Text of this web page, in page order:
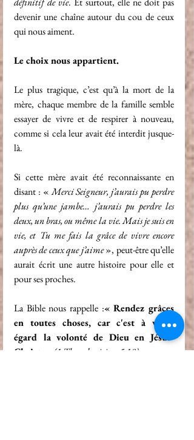
devenir une chaîne autour du cou de ceux
qui nous aiment.
Le choix nous appartient.
Le plus tragique, c’est qu’à la mort de la
mère, chaque membre de la famille semble
essayer de vivre et de respirer à nouveau,
comme si cela leur avait été interdit jusque-
là.
Si cette mère avait été reconnaissante en
disant : « Merci Seigneur, j’aurais pu perdre
plus qu’une jambe… j’aurais pu perdre les
deux, un bras, ou même la vie. Mais je suis en
vie, et Tu me fais la grâce de vivre encore
auprès de ceux que j’aime », peut-être qu’elle
aurait écrit une autre histoire pour elle et
pour ses proches.
La Bible nous rappelle :« Rendez grâces
en toutes choses, car c'est à votre
égard la volonté de Dieu en Jésus-
Christ. »
(1 Thessaloniciens 5:18)